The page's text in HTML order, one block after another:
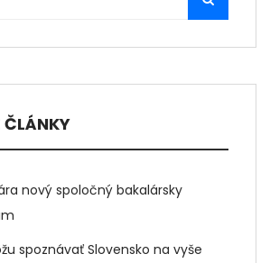
nový spoločný bakalársky
spoznávať Slovensko na vyše